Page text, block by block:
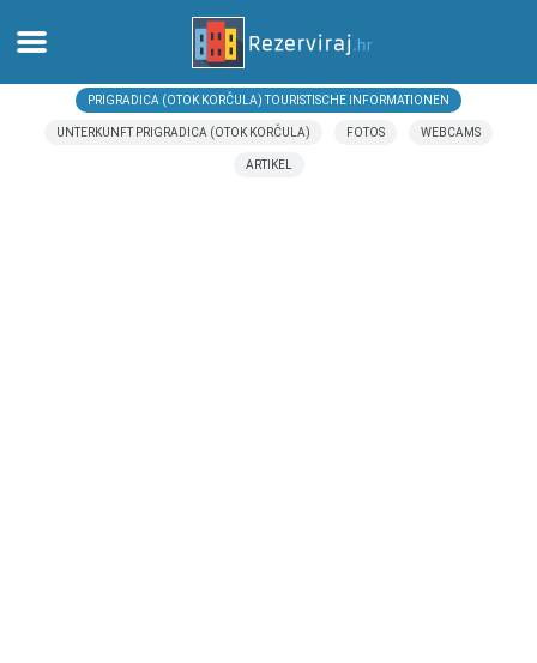
ZuhausePRIGRADICA (OTOK KORČULA) TOURISTISCHE INFORMATIONEN
UNTERKUNFT PRIGRADICA (OTOK KORČULA) FOTOS WEBCAMS
ARTIKEL